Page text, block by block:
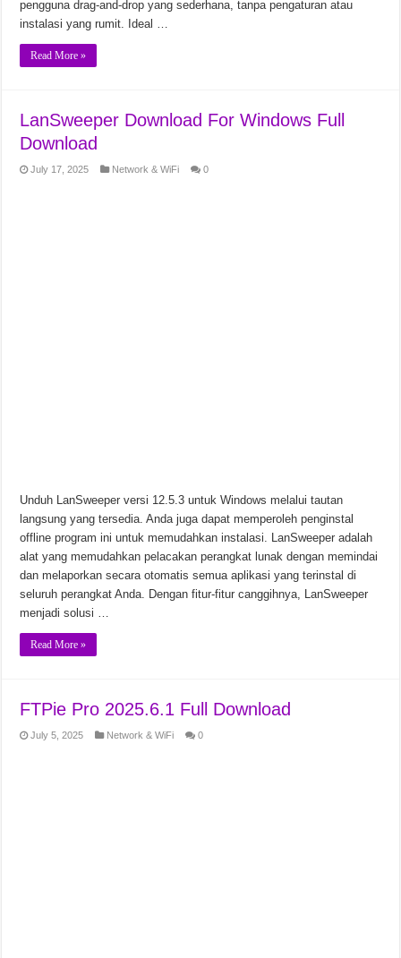
pengguna drag-and-drop yang sederhana, tanpa pengaturan atau
instalasi yang rumit. Ideal …
Read More »
LanSweeper Download For Windows Full
Download
July 17, 2025 Network & WiFi 0
Unduh LanSweeper versi 12.5.3 untuk Windows melalui tautan
langsung yang tersedia. Anda juga dapat memperoleh penginstal
offline program ini untuk memudahkan instalasi. LanSweeper adalah
alat yang memudahkan pelacakan perangkat lunak dengan memindai
dan melaporkan secara otomatis semua aplikasi yang terinstal di
seluruh perangkat Anda. Dengan fitur-fitur canggihnya, LanSweeper
menjadi solusi …
Read More »
FTPie Pro 2025.6.1 Full Download
July 5, 2025 Network & WiFi 0